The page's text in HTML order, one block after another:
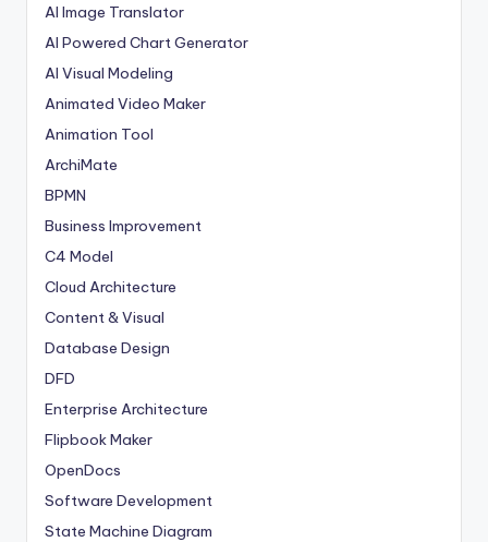
AI Image Translator
AI Powered Chart Generator
AI Visual Modeling
Animated Video Maker
Animation Tool
ArchiMate
BPMN
Business Improvement
C4 Model
Cloud Architecture
Content & Visual
Database Design
DFD
Enterprise Architecture
Flipbook Maker
OpenDocs
Software Development
State Machine Diagram